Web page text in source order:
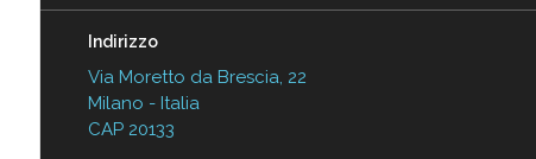
Indirizzo
Via Moretto da Brescia, 22
Milano - Italia
CAP 20133